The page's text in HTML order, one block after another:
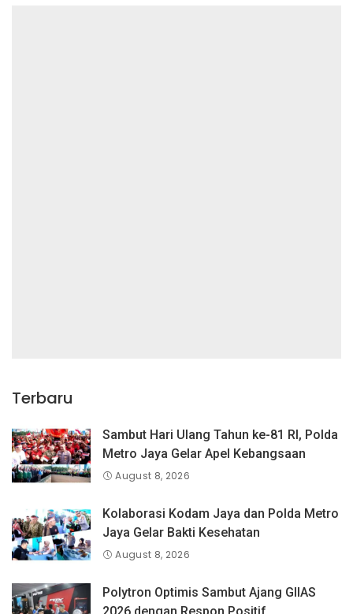
Terbaru
Sambut Hari Ulang Tahun ke-81 RI, Polda
Metro Jaya Gelar Apel Kebangsaan
August 8, 2026
Kolaborasi Kodam Jaya dan Polda Metro
Jaya Gelar Bakti Kesehatan
August 8, 2026
Polytron Optimis Sambut Ajang GIIAS